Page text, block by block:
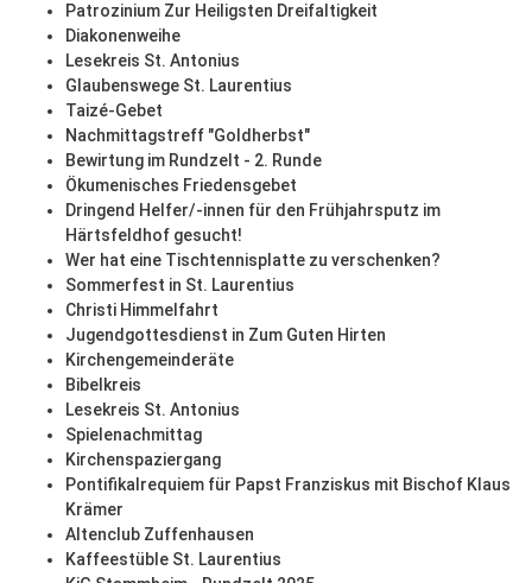
Patrozinium Zur Heiligsten Dreifaltigkeit
Diakonenweihe
Lesekreis St. Antonius
Glaubenswege St. Laurentius
Taizé-Gebet
Nachmittagstreff "Goldherbst"
Bewirtung im Rundzelt - 2. Runde
Ökumenisches Friedensgebet
Dringend Helfer/-innen für den Frühjahrsputz im
Härtsfeldhof gesucht!
Wer hat eine Tischtennisplatte zu verschenken?
Sommerfest in St. Laurentius
Christi Himmelfahrt
Jugendgottesdienst in Zum Guten Hirten
Kirchengemeinderäte
Bibelkreis
Lesekreis St. Antonius
Spielenachmittag
Kirchenspaziergang
Pontifikalrequiem für Papst Franziskus mit Bischof Klaus
Krämer
Altenclub Zuffenhausen
Kaffeestüble St. Laurentius